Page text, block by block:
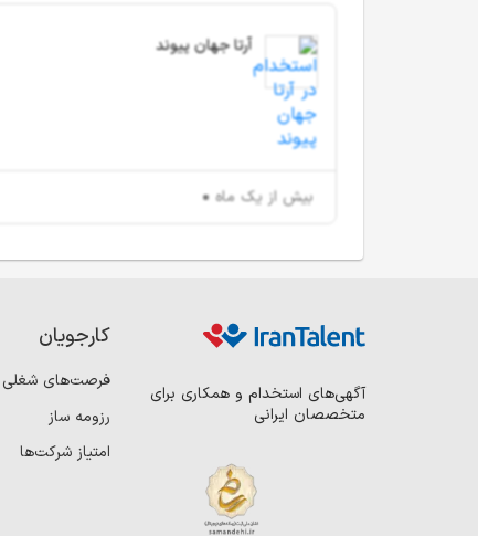
آرتا جهان پیوند
بیش از یک ماه
آگهی‌های استخدام و همکاری برای
متخصصان ایرانی
کارجویان
فرصت‌های شغلی
رزومه ساز
امتیاز شرکت‌ها